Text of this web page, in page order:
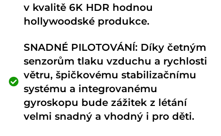
v kvalitě 6K HDR hodnou
hollywoodské produkce.
SNADNÉ PILOTOVÁNÍ: Díky četným
senzorům tlaku vzduchu a rychlosti
větru, špičkovému stabilizačnímu
systému a integrovanému
gyroskopu bude zážitek z létání
velmi snadný a vhodný i pro děti.